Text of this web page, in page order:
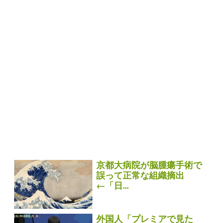
京都大病院が脳腫瘍手術で
誤って正常な組織摘出
←「日...
外国人「プレミアで見た